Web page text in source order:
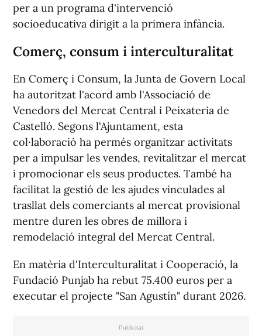
per a un programa d'intervenció
socioeducativa dirigit a la primera infància.
Comerç, consum i interculturalitat
En Comerç i Consum, la Junta de Govern Local
ha autoritzat l'acord amb l'Associació de
Venedors del Mercat Central i Peixateria de
Castelló. Segons l'Ajuntament, esta
col·laboració ha permés organitzar activitats
per a impulsar les vendes, revitalitzar el mercat
i promocionar els seus productes. També ha
facilitat la gestió de les ajudes vinculades al
trasllat dels comerciants al mercat provisional
mentre duren les obres de millora i
remodelació integral del Mercat Central.
En matèria d'Interculturalitat i Cooperació, la
Fundació Punjab ha rebut 75.400 euros per a
executar el projecte "San Agustín" durant 2026.